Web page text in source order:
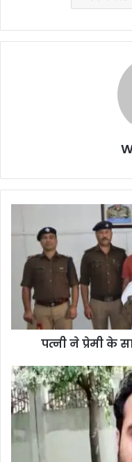
पत्नी ने प्रेमी के